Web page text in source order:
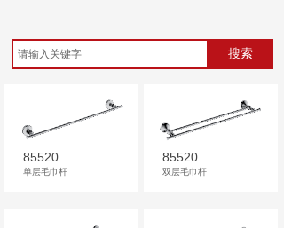
搜索
85520
单层毛巾杆
85520
双层毛巾杆